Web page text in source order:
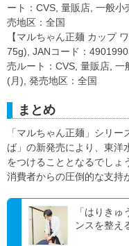
ート：CVS, 量販店, 一般
売地区：全国
【マルちゃん正麺 カップ
75g), JANコード：
売ルート：CVS, 量販店,
(月), 発売地区：全国
まとめ
「マルちゃん正麺」シリ
ば」の新発売により、東洋
をつけることとなるでしょ
消費者からの圧倒的な支持
「はりき
ンスを整え